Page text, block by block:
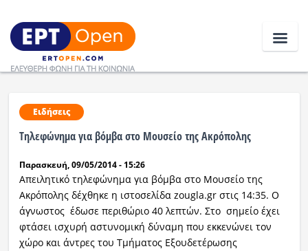
Ειδήσεις
Ελλάδα
Κοινωνία
Πολιτική
Οικονομία
Ειδήσεις
Τηλεφώνημα για βόμβα στο Μουσείο της Ακρόπολης
Παρασκευή, 09/05/2014 - 15:26
Απειλητικό τηλεφώνημα για βόμβα στο Μουσείο της
Ακρόπολης δέχθηκε η ιστοσελίδα zougla.gr στις 14:35. Ο
άγνωστος έδωσε περιθώριο 40 λεπτών. Στο σημείο έχει
φτάσει ισχυρή αστυνομική δύναμη που εκκενώνει τον
χώρο και άντρες του Τμήματος Εξουδετέρωσης